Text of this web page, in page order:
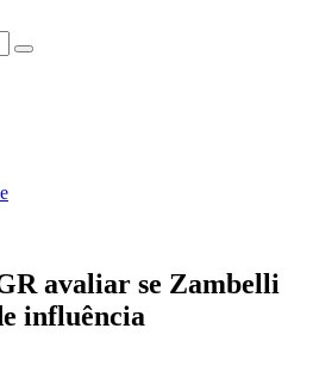
avaliar se Zambelli
influência